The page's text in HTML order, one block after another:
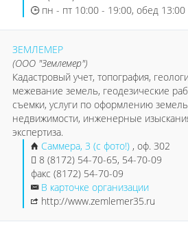
пн - пт 10:00 - 19:00, обед 13:00
ЗЕМЛЕМЕР
(ООО "Землемер")
Кадастровый учет, топография,
межевание земель, геодезические
съемки, услуги по оформлению
недвижимости, инженерные
экспертиза.
Саммера, 3 (с фото!) , оф. 302
8 (8172) 54-70-65, 54-70-09
факс (8172) 54-70-09
В карточке организации
http://www.zemlemer35.ru